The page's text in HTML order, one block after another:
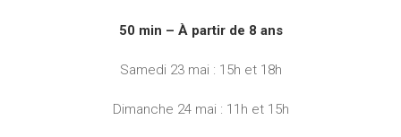
50 min – À partir de 8 ans
Samedi 23 mai : 15h et 18h
Dimanche 24 mai : 11h et 15h